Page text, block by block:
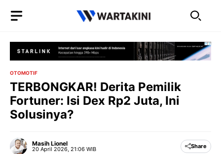
OTOMOTIF
TERBONGKAR! Derita Pemilik
Fortuner: Isi Dex Rp2 Juta, Ini
Solusinya?
Masih Lionel
20 April 2026, 21:06 WIB Share